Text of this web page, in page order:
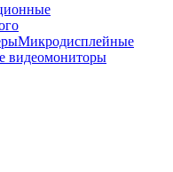
Микродисплейные